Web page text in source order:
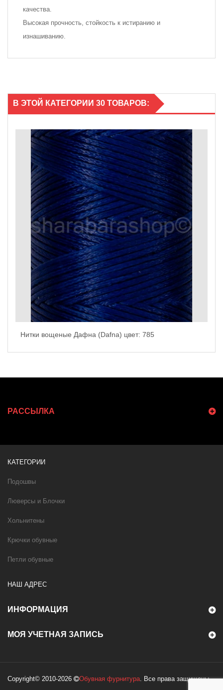
качества.
Высокая прочность, стойкость к истиранию и
изнашиванию.
В ЭТОЙ КАТЕГОРИИ 30 ТОВАРОВ:
Нитки вощеные Дафна (Dafna) цвет: 785
РАССЫЛКА
КАТЕГОРИИ
Подошвы
Люверсы и Блочки
Хольнитены
Крючки обувные
Петли обувные
НАШ АДРЕС
ИНФОРМАЦИЯ
МОЯ УЧЕТНАЯ ЗАПИСЬ
Copyright© 2010-2026 Обувная фурнитура. Все права защищены